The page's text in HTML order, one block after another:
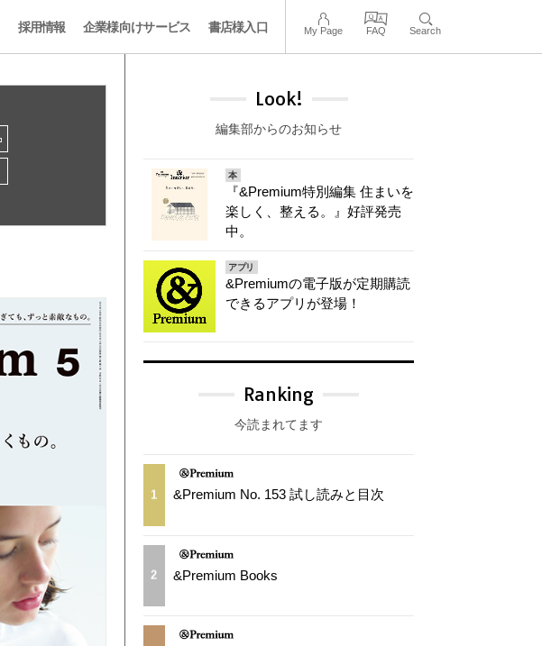
採用情報 企業様向けサービス 書店様入口 My Page FAQ Search
Look!
編集部からのお知らせ
本
『&Premium特別編集 住まいを
楽しく、整える。』好評発売
中。
アプリ
&Premiumの電子版が定期購読
できるアプリが登場！
Ranking
今読まれてます
1 &Premium No. 153 試し読みと目次
2 &Premium Books